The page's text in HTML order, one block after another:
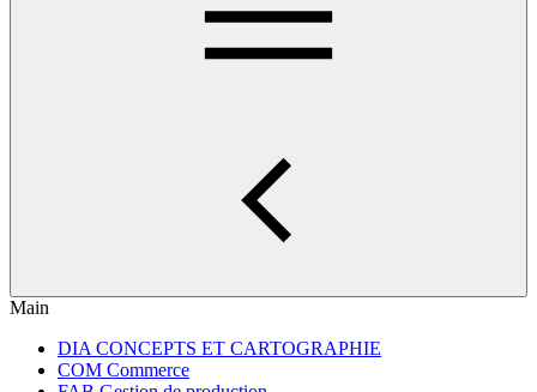
Main
DIA CONCEPTS ET CARTOGRAPHIE
COM Commerce